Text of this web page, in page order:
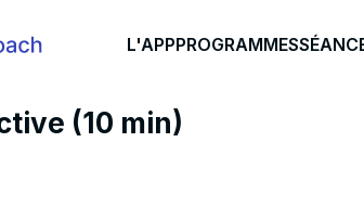
L'APPPROGRAMMES
(10 min)